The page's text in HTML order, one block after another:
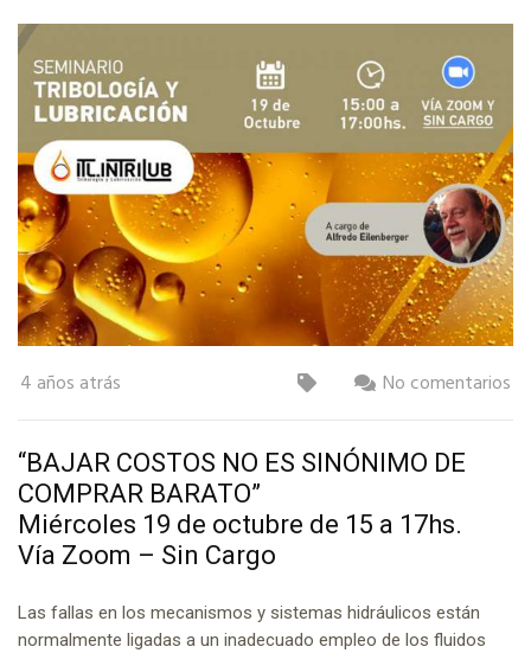
4 años atrás No comentarios
“BAJAR COSTOS NO ES SINÓNIMO DE
COMPRAR BARATO”
Miércoles 19 de octubre de 15 a 17hs.
Vía Zoom – Sin Cargo
Las fallas en los mecanismos y sistemas hidráulicos están
normalmente ligadas a un inadecuado empleo de los fluidos